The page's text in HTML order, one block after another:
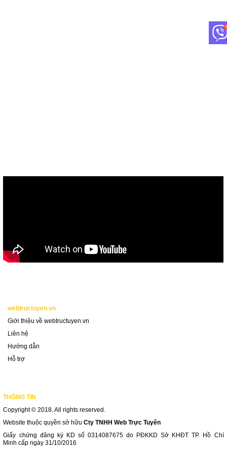
webtructuyen.vn
Giới thiệu về webtructuyen.vn
Liên hệ
Hướng dẫn
Hỗ trợ
THÔNG TIN
Copyright © 2018. All rights reserved.
Website thuộc quyền sở hữuCty TNHH Web Trực Tuyến
Giấy chứng đăng ký KD số 0314087675 do PĐKKD Sở KHĐT TP. Hồ Chí
Minh cấp ngày 31/10/2016